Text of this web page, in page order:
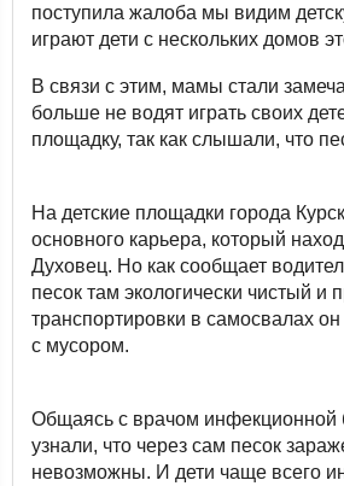
поступила жалоба мы видим
играют дети с нескольких домов
В связи с этим, мамы стали
больше не водят играть своих
площадку, так как слышали, что
На детские площадки города
основного карьера, который
Духовец. Но как сообщает
песок там экологически чистый и
транспортировки в самосвалах он
с мусором.
Общаясь с врачом
узнали, что через сам песок
невозможны. И дети чаще всего